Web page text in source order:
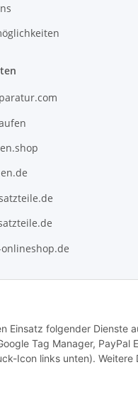
Einsatz folgender Dienste
Tag Manager,
Icon links unten). Weitere